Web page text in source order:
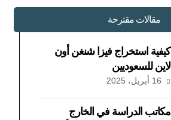
مقالات مقترحة
كيفية استخراج فيزا شنغن أون
لاين للسعوديين
16 أبريل، 2025
مكاتب الدراسة في الخارج